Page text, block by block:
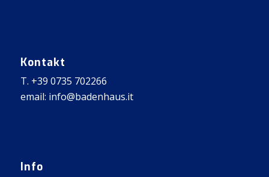
Kontakt
T. +39 0735 702266
email: info@badenhaus.it
Info